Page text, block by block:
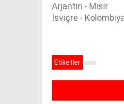
Arjantin - Mısır
İsviçre -
Etiketler